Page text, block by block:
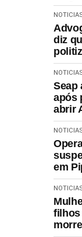
diz
Seap
após
abrir
em
filhos